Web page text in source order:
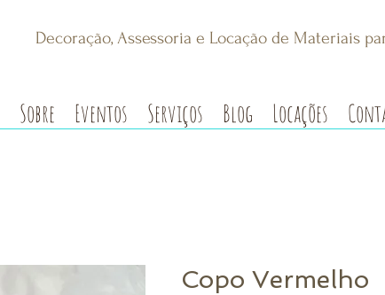
Decoração, Assessoria e Locação de Materiais
Sobre Eventos Serviços Blog Locações
Copo Vermelho